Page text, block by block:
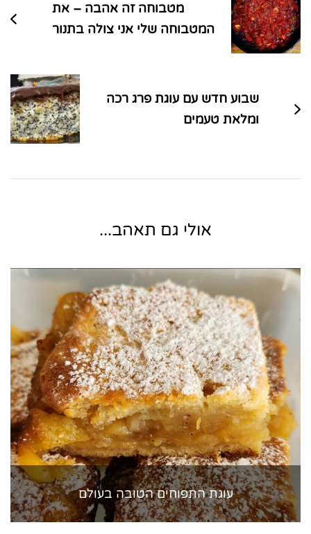
מטבוחה זה אהבה – את
המטבוחה שלי אני צולה בתנור
שבוע חדש עם עוגת פרג רכה
ומלאת טעמים
אולי גם תאהב...
עוגת התפוחים הטובה בעולם